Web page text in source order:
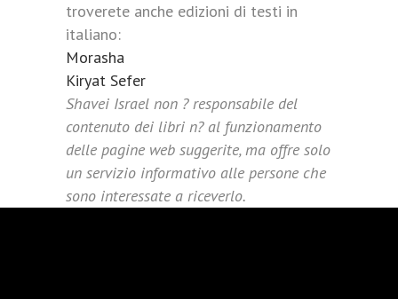
troverete anche edizioni di testi in
italiano:
Morasha
Kiryat Sefer
Shavei Israel non ? responsabile del
contenuto dei libri n? al funzionamento
delle pagine web suggerite, ma offre solo
un servizio informativo alle persone che
sono interessate a riceverlo.